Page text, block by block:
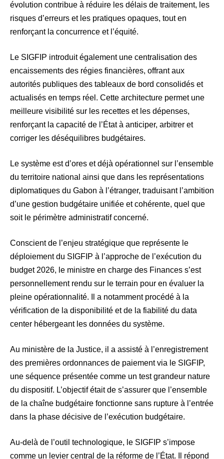
évolution contribue à réduire les délais de traitement, les
risques d’erreurs et les pratiques opaques, tout en
renforçant la concurrence et l’équité.
Le SIGFIP introduit également une centralisation des
encaissements des régies financières, offrant aux
autorités publiques des tableaux de bord consolidés et
actualisés en temps réel. Cette architecture permet une
meilleure visibilité sur les recettes et les dépenses,
renforçant la capacité de l’État à anticiper, arbitrer et
corriger les déséquilibres budgétaires.
Le système est d’ores et déjà opérationnel sur l’ensemble
du territoire national ainsi que dans les représentations
diplomatiques du Gabon à l’étranger, traduisant l’ambition
d’une gestion budgétaire unifiée et cohérente, quel que
soit le périmètre administratif concerné.
Conscient de l’enjeu stratégique que représente le
déploiement du SIGFIP à l’approche de l’exécution du
budget 2026, le ministre en charge des Finances s’est
personnellement rendu sur le terrain pour en évaluer la
pleine opérationnalité. Il a notamment procédé à la
vérification de la disponibilité et de la fiabilité du data
center hébergeant les données du système.
Au ministère de la Justice, il a assisté à l’enregistrement
des premières ordonnances de paiement via le SIGFIP,
une séquence présentée comme un test grandeur nature
du dispositif. L’objectif était de s’assurer que l’ensemble
de la chaîne budgétaire fonctionne sans rupture à l’entrée
dans la phase décisive de l’exécution budgétaire.
Au-delà de l’outil technologique, le SIGFIP s’impose
comme un levier central de la réforme de l’État. Il répond